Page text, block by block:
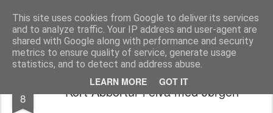
This site uses cookies from Google to deliver its services
and to analyze traffic. Your IP address and user-agent are
shared with Google along with performance and security
metrics to ensure quality of service, generate usage
statistics, and to detect and address abuse.
LEARN MORE GOT IT
Team Predator - gjedde, abbor og gjørs
8 Kort Abbortur i elva med Jørgen